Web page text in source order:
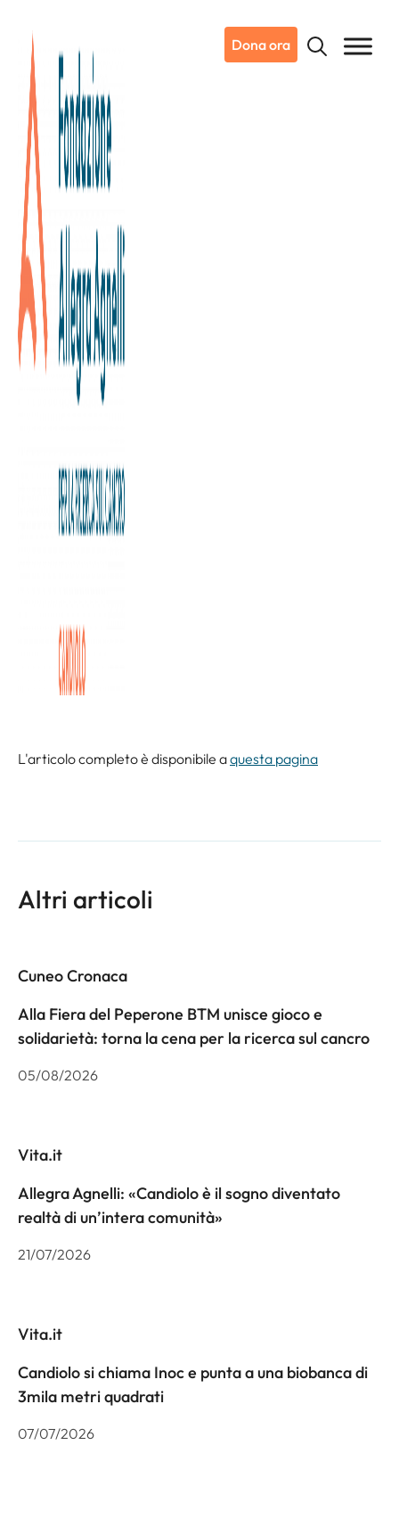
Dona ora
24/09/2022
Dicono di noi
Covid e vaccini: dall’Istituto di
Candiolo un test per stabilire se
il sistema immunitario è ancora
“armato ” contro il virus
vede protagonista il Piemonte, e che ancora una volta
promette di fare la differenza. Il tema, sempre attuale, è
quello della pandemia, cioè del virus multiforme che ha
larga scala, a stabilire il livello e la durata di immunizzazione
delle persone al virus SARS-CoV-2.
L'articolo completo è disponibile aquesta pagina
Altri articoli
Cuneo Cronaca
Alla Fiera del Peperone BTM unisce gioco e
solidarietà: torna la cena per la ricerca sul cancro
05/08/2026
Vita.it
Allegra Agnelli: «Candiolo è il sogno diventato
realtà di un’intera comunità»
21/07/2026
Vita.it
Candiolo si chiama Inoc e punta a una biobanca di
3mila metri quadrati
07/07/2026